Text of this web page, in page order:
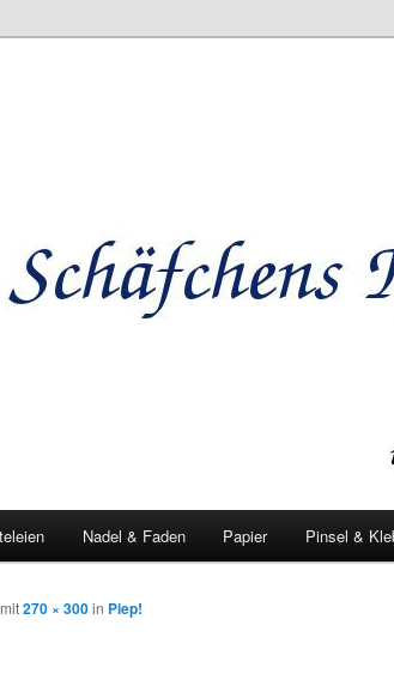
Nadel & Faden Papier Pinsel &
mit270 × 300in Piep!